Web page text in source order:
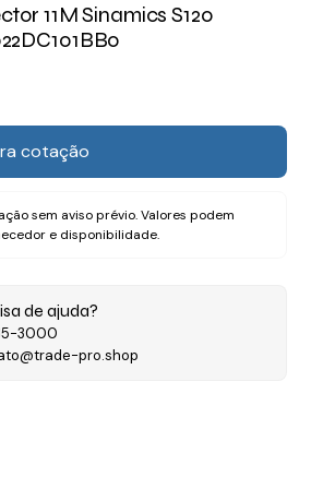
11M Sinamics S120
cotação
sem aviso prévio. Valores podem
e disponibilidade.
de ajuda?
3000
pro.shop